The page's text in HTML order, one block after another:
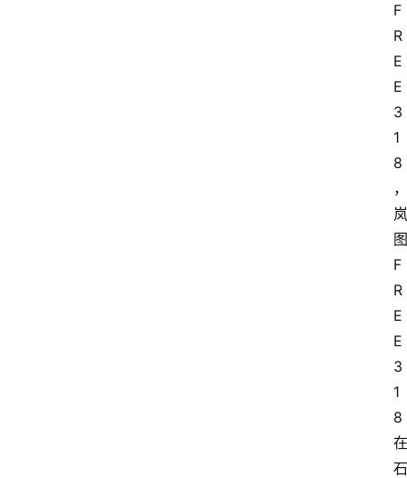
F
R
E
E
3
1
8
，
岚
图
F
R
E
E
3
1
8
在
石